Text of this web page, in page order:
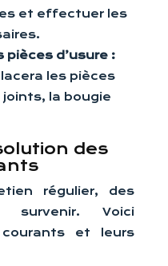
et effectuer les
d’usure :
les pièces
joints, la bougie
des
régulier, des
survenir. Voici
courants et leurs